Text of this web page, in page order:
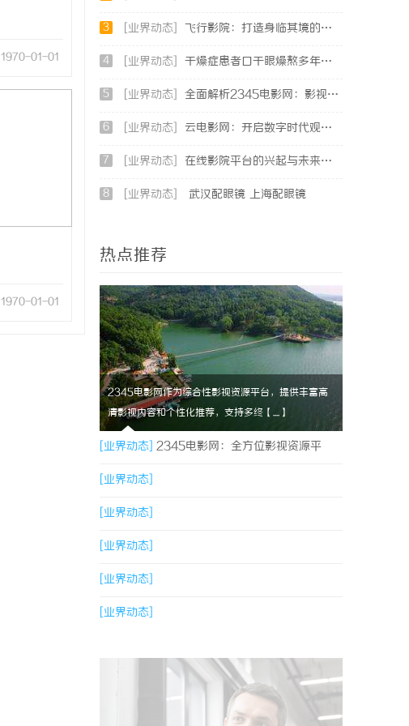
1970-01-01
1970-01-01
3 [业界动态] 飞行影院：打造身临其境的空中观影新体验
4 [业界动态] 干燥症患者口干眼燥熬多年，一个周期缓过来？老中医：一张辨证方对症，身体找回津液
5 [业界动态] 全面解析2345电影网：影视资源的海量宝库与观影新体验
6 [业界动态] 云电影网：开启数字时代观影新体验的创新平台
7 [业界动态] 在线影院平台的兴起与未来发展趋势深度解析
8 [业界动态] 武汉配眼镜 上海配眼镜
热点推荐
2345电影网作为综合性影视资源平台，提供丰富高
清影视内容和个性化推荐，支持多终【....】
[业界动态] 2345电影网：全方位影视资源平
台，满足观影新体验
[业界动态]
[业界动态]
[业界动态]
[业界动态]
[业界动态]